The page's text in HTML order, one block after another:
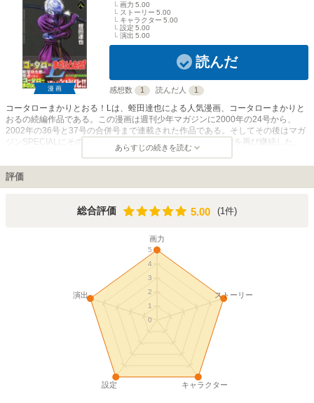
漫画
画力 5.00
ストーリー 5.00
キャラクター 5.00
設定 5.00
演出 5.00
読んだ
感想数 1 読んだ人 1
コータローまかりとおる！Lは、蛭田達也による人気漫画、コータローまかりと
おるの続編作品である。この漫画は週刊少年マガジンに2000年の24号から、
2002年の36号と37号の合併号まで連載された作品である。そしてその後はマガ
ジンSPECIALにその連載を移し、2003年の第1号目から連載を再び継続した。
しかしこの漫画の連載をマガジンSPECIALに移したのち、2004年に作者の蛭田
達也氏の体調不良により、やむなく連載は中断され、休載を余儀なくされた作品
である。 この漫画のあらすじは、今までコータローまかりとおるシリーズの話
のなかにほのめかされていた、功太郎の母親である功流美がニューヨークから突
ーカーであり、こともあろうか新堂家に伝わる秘伝の虎の巻を狙う、アメリカ忍
あらすじの続きを読む
評価
総合評価 5.00
5.00 (1件)
画力
ストーリー
キャラクター
設定
演出
0
1
2
3
4
5